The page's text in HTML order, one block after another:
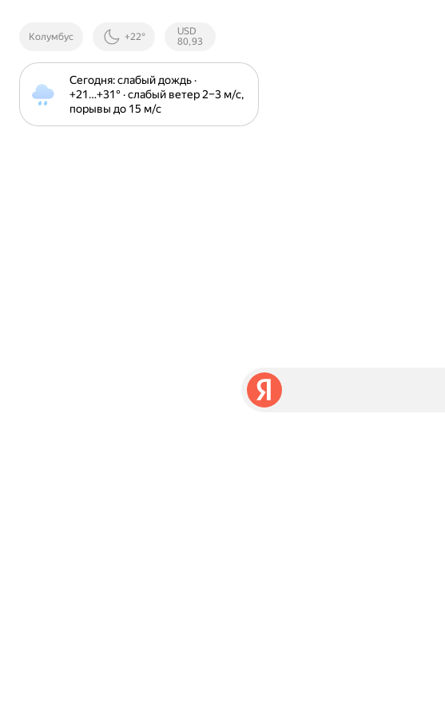
Колумбус +22°
Курсы ЦБ
РФ
USD
80,93
Сегодня: слабый дождь ·
+21⁠…⁠+31⁠° · слабый ветер 2⁠–⁠3 м⁠/⁠с,
порывы до 15 м⁠/⁠с